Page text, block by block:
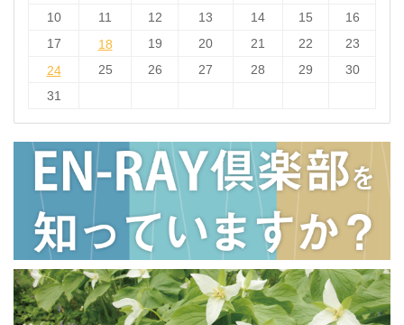
10
11 12 13 14 15
16
17
18
18 19 20 21 22
23
24
24 25 26 27 28 29
30
31